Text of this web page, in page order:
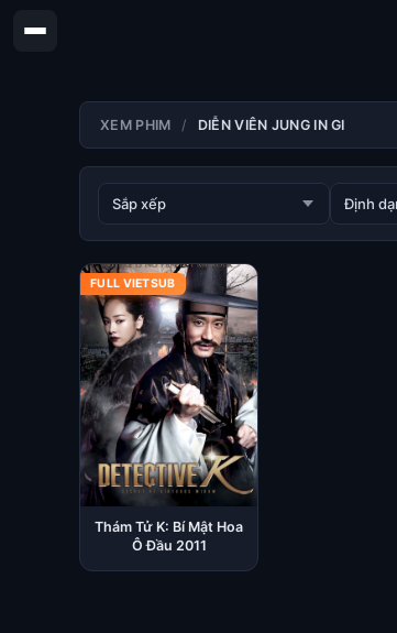
XEM PHIM DIỄN VIÊN JUNG IN GI
FULL VIETSUB
Thám Tử K: Bí Mật Hoa
Ô Đầu 2011